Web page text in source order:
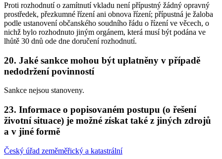
Proti rozhodnutí o zamítnutí vkladu není přípustný žádný opravný
prostředek, přezkumné řízení ani obnova řízení; přípustná je žaloba
podle ustanovení občanského soudního řádu o řízení ve věcech, o
nichž bylo rozhodnuto jiným orgánem, která musí být podána ve
lhůtě 30 dnů ode dne doručení rozhodnutí.
20. Jaké sankce mohou být uplatněny v případě
nedodržení povinností
Sankce nejsou stanoveny.
23. Informace o popisovaném postupu (o řešení
životní situace) je možné získat také z jiných zdrojů
a v jiné formě
Český úřad zeměměřický a katastrální